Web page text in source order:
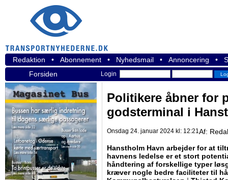
Redaktion • Abonnement • Nyhedsmail • Annoncering •
Forsiden
Login
Politikere åbner for
godsterminal i
Onsdag 24. januar 2024 kl: 12:21Af:
Hanstholm Havn arbejder for at
havnens ledelse er et stort
håndtering af forskellige typer
kræver nogle bedre faciliteter til